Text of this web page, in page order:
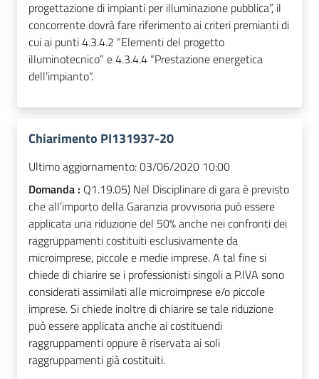
progettazione di impianti per illuminazione pubblica”, il
concorrente dovrà fare riferimento ai criteri premianti di
cui ai punti 4.3.4.2 “Elementi del progetto
illuminotecnico” e 4.3.4.4 “Prestazione energetica
dell’impianto”.
Chiarimento PI131937-20
Ultimo aggiornamento:03/06/2020 10:00
Domanda : Q1.19.05) Nel Disciplinare di gara è previsto
che all’importo della Garanzia provvisoria può essere
applicata una riduzione del 50% anche nei confronti dei
raggruppamenti costituiti esclusivamente da
microimprese, piccole e medie imprese. A tal fine si
chiede di chiarire se i professionisti singoli a P.IVA sono
considerati assimilati alle microimprese e/o piccole
imprese. Si chiede inoltre di chiarire se tale riduzione
può essere applicata anche ai costituendi
raggruppamenti oppure è riservata ai soli
raggruppamenti già costituiti.